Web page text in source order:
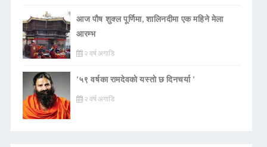
आज पौष शुक्ल पूर्णिमा, शालिनदीमा एक महिने मेला
आरम्भ
२ वर्ष अगाडि
‘५९ वर्षका रामदेवकाे यस्ताे छ दिनचर्या ’
२ वर्ष अगाडि